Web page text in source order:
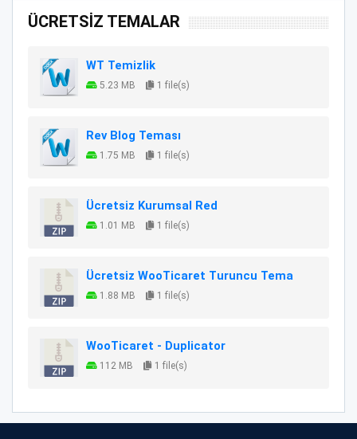
ÜCRETSİZ TEMALAR
WT Temizlik
5.23 MB 1 file(s)
Rev Blog Teması
1.75 MB 1 file(s)
Ücretsiz Kurumsal Red
1.01 MB 1 file(s)
Ücretsiz WooTicaret Turuncu Tema
1.88 MB 1 file(s)
WooTicaret - Duplicator
112 MB 1 file(s)